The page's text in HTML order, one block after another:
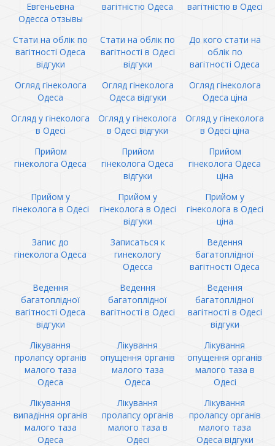
Евгеньевна
Одесса отзывы
вагітністю Одеса вагітністю в Одесі
Стати на облік по
вагітності Одеса
відгуки
Стати на облік по
вагітності в Одесі
відгуки
До кого стати на
облік по
вагітності Одеса
Огляд гінеколога
Одеса
Огляд гінеколога
Одеса відгуки
Огляд гінеколога
Одеса ціна
Огляд у гінеколога
в Одесі
Огляд у гінеколога
в Одесі відгуки
Огляд у гінеколога
в Одесі ціна
Прийом
гінеколога Одеса
Прийом
гінеколога Одеса
відгуки
Прийом
гінеколога Одеса
ціна
Прийом у
гінеколога в Одесі
Прийом у
гінеколога в Одесі
відгуки
Прийом у
гінеколога в Одесі
ціна
Запис до
гінеколога Одеса
Записаться к
гинекологу
Одесса
Ведення
багатоплідної
вагітності Одеса
Ведення
багатоплідної
вагітності Одеса
відгуки
Ведення
багатоплідної
вагітності в Одесі
Ведення
багатоплідної
вагітності в Одесі
відгуки
Лікування
пролапсу органів
малого таза
Одеса
Лікування
опущення органів
малого таза
Одеса
Лікування
опущення органів
малого таза в
Одесі
Лікування
випадіння органів
малого таза
Одеса
Лікування
пролапсу органів
малого таза в
Одесі
Лікування
пролапсу органів
малого таза
Одеса відгуки